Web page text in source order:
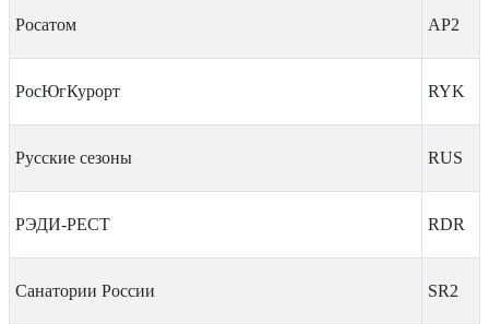
Росатом AP2
РосЮгКурорт RYK
Русские сезоны RUS
РЭДИ-РЕСТ RDR
Санатории России SR2